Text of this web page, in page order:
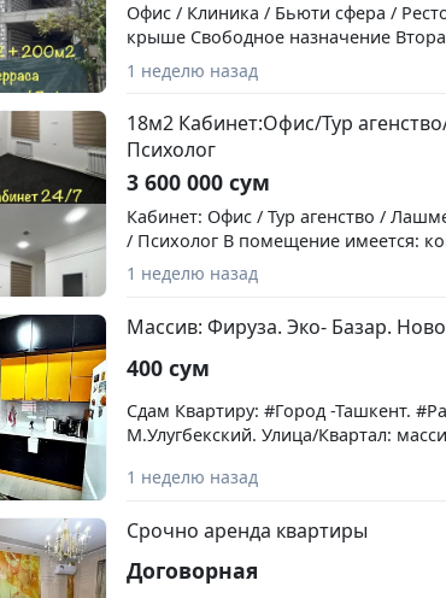
Офис / Клиника / Бьюти сфера /
крыше Свободное назначение
Ориентир: Карасу 6 • Open space, •
Площадь: 1100м2+ 200м2 терраса •
4,5м 1й этаж, остальные по 3м
концепцию, лифт за счёт
1м2 Комиссия риэлтора 50% от
месяца аренды
1 неделю назад
18м2 Кабинет:Офис/Тур
Психолог
3 600 000 сум
Кабинет: Офис / Тур агенство /
/ Психолог В помещение имеется:
с/у с душевой, доступ 24/7 Ориентир:
рынок Первая линия 2й этаж
Комиссия риэлтора 50% от одного
1 неделю назад
Массив: Фируза. Эко- Базар.
400 сум
Сдам Квартиру: #Город -Ташкент.
М.Улугбекский. Улица/Квартал:
Этажность – 7. Площадь м² - 38.
400 у.е. окончательно
1 неделю назад
Срочно аренда квартиры
Договорная